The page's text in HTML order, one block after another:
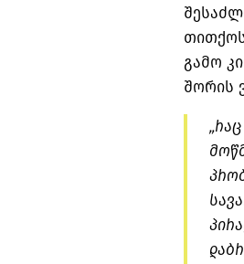
გამო კი
შორის